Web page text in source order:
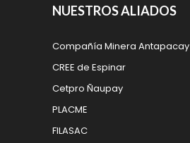
NUESTROS ALIADOS
Compañía Minera Antapacay
CREE de Espinar
Cetpro Ñaupay
PLACME
FILASAC